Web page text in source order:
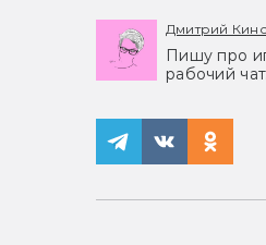
Дмитрий
Пишу про
рабочий чат.